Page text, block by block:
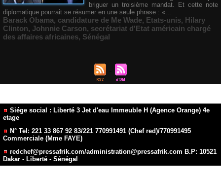
briguer un troisième mandat. Et cette note
diplomatique pourrait se résumer en une seule phrase : «...
Barack Obama, candidature de Me Wade, Etats-unis, Hilary
Clinton, Johnnie Carson, secrétariat d'Etat américain chargé
des affaires africaines, Sénégal
Siége social : Liberté 3 Jet d'eau Immeuble H (Agence Orange) 4e
etage
N° Tel: 221 33 867 92 83/221 770991491 (Chef red)/770991495
Commerciale (Mme FAYE)
redchef@pressafrik.com/administration@pressafrik.com B.P: 10521
Dakar - Liberté - Sénégal